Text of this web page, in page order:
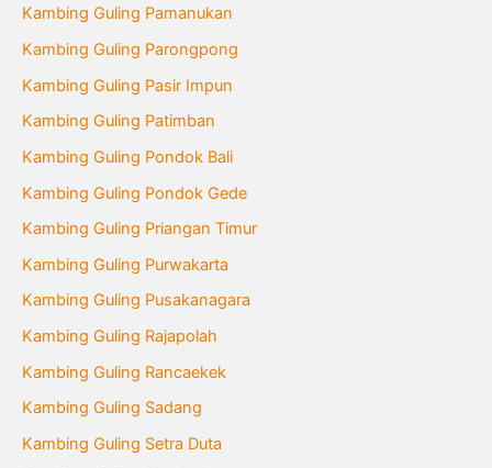
Kambing Guling Pamanukan
Kambing Guling Parongpong
Kambing Guling Pasir Impun
Kambing Guling Patimban
Kambing Guling Pondok Bali
Kambing Guling Pondok Gede
Kambing Guling Priangan Timur
Kambing Guling Purwakarta
Kambing Guling Pusakanagara
Kambing Guling Rajapolah
Kambing Guling Rancaekek
Kambing Guling Sadang
Kambing Guling Setra Duta